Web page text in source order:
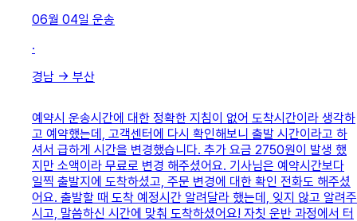
06월 04일 운송
·
경남 → 부산
예약시 운송시간에 대한 정확한 지침이 없어 도착시간이라 생각하
고 예약했는데, 고객센터에 다시 확인해보니 출발 시간이라고 하
셔서 급하게 시간을 변경했습니다. 추가 요금 2750원이 발생 했
지만 소액이라 무료로 변경 해주셨어요. 기사님은 예약시간보다
일찍 출발지에 도착하셨고, 주문 변경에 대한 확인 전화도 해주셨
어요. 출발할 때 도착 예정시간 알려달라 했는데, 잊지 않고 알려주
시고, 말씀하신 시간에 맞춰 도착하셨어요! 자칫 운반 과정에서 터